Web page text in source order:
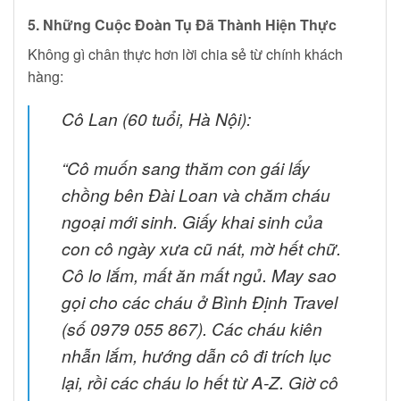
5. Những Cuộc Đoàn Tụ Đã Thành Hiện Thực
Không gì chân thực hơn lời chia sẻ từ chính khách
hàng:
Cô Lan (60 tuổi, Hà Nội):
“Cô muốn sang thăm con gái lấy
chồng bên Đài Loan và chăm cháu
ngoại mới sinh. Giấy khai sinh của
con cô ngày xưa cũ nát, mờ hết chữ.
Cô lo lắm, mất ăn mất ngủ. May sao
gọi cho các cháu ở Bình Định Travel
(số 0979 055 867). Các cháu kiên
nhẫn lắm, hướng dẫn cô đi trích lục
lại, rồi các cháu lo hết từ A-Z. Giờ cô